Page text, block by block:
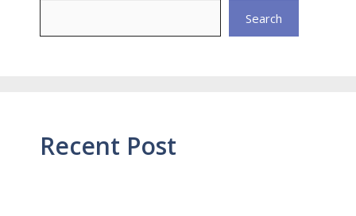
Search
Recent Post